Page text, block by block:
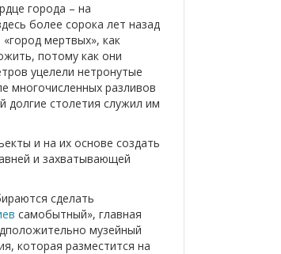
города – на
более сорока лет назад
мертвых», как
потому как они
уцелели нетронутые
многочисленных разливов
долгие столетия служил им
и на их основе создать
и захватывающей
сделать
самобытный», главная
музейный
которая разместится на